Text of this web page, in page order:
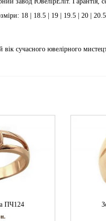
18 | 18.5 | 19 | 19.5 | 20 |
сучасного ювелірного
ПЧ124